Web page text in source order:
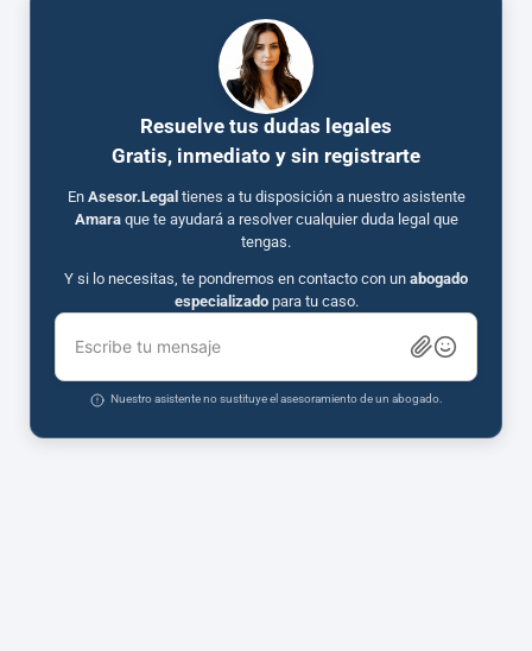
Resuelve tus dudas legales
Gratis, inmediato y sin registrarte
En Asesor.Legal tienes a tu disposición a nuestro asistente
Amaraque te ayudará a resolver cualquier duda legal que
tengas.
Y si lo necesitas, te pondremos en contacto con un abogado
especializadopara tu caso.
Escribe tu mensaje
Nuestro asistente no sustituye el asesoramiento de un abogado.